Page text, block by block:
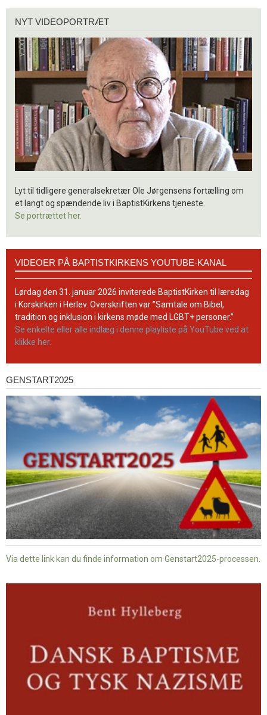
videoportræt
NYT VIDEOPORTRÆT
Lyt til tidligere generalsekretær Ole Jørgensens fortælling om
et langt og spændende liv i BaptistKirkens tjeneste.
Se portrættet her.
BaptistKirkens
YouTube-
kanal
VIDEOER PÅ BAPTISTKIRKENS YOUTUBE-KANAL
Lørdag den 31. januar 2026 inviterede BaptistKirken til læredag
i Korskirken i Herlev. Overskriften var ”Samtale om Bibel,
tradition og inklusion i kirkens møde med LGBT+ personer.”
Se enkelte eller alle indlæg i denne playliste på YouTube ved at
klikke her.
Genstart2025
GENSTART2025
Via dette link kan du finde information om Genstart2025-processen.